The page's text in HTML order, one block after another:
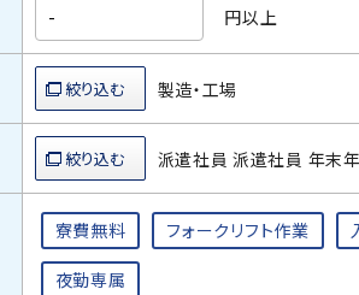
円以上
製造・工場
派遣社員 派遣社員 年末
寮費無料 フォークリフト作業
夜勤専属